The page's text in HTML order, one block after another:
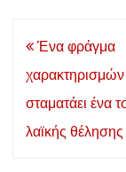
Post
navigation
Ένα φράγμα
σταματάει ένα
λαϊκής θέλησης